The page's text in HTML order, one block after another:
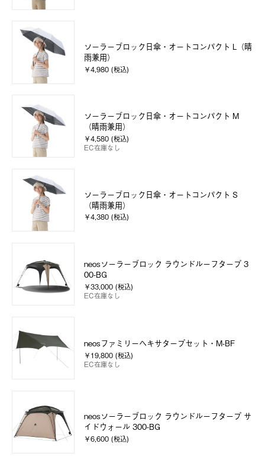
ソーラーブロック日傘・オートコンパクト L（晴
雨兼用）
￥4,980 (税込)
ソーラーブロック日傘・オートコンパクト M
（晴雨兼用）
￥4,580 (税込)
EC在庫なし
ソーラーブロック日傘・オートコンパクト S
（晴雨兼用）
￥4,380 (税込)
neosソーラーブロック ラウンドルーフタープ 3
00-BG
￥33,000 (税込)
EC在庫なし
neosファミリーヘキサタープセット・M-BF
￥19,800 (税込)
EC在庫なし
neosソーラーブロック ラウンドルーフタープ サ
イドウォール 300-BG
￥6,600 (税込)